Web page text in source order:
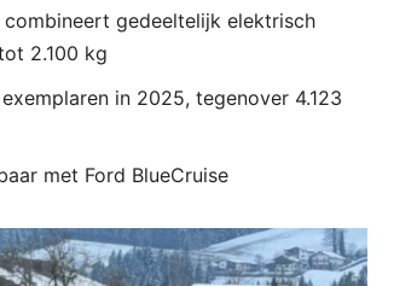
gedeeltelijk elektrisch
2.100 kg
in 2025, tegenover 4.123
met Ford BlueCruise